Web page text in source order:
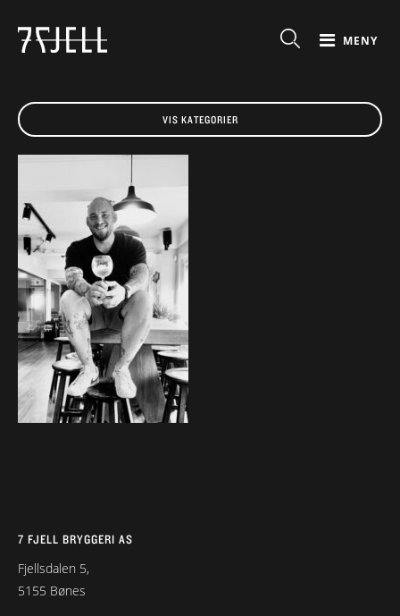
MENY
VIS KATEGORIER
7 FJELL BRYGGERI AS
Fjellsdalen 5,
5155 Bønes